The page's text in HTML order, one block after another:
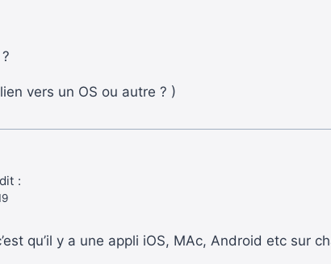
vers un OS ou autre ? )
dit :
qu’il y a une appli iOS, MAc, Android etc